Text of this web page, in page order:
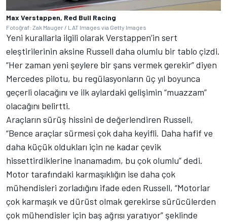
Max Verstappen, Red Bull Racing
Fotoğraf: Zak Mauger / LAT Images via Getty Images
Yeni kurallarla ilgili olarak Verstappen’in sert
eleştirilerinin aksine Russell daha olumlu bir tablo çizdi.
“Her zaman yeni şeylere bir şans vermek gerekir” diyen
Mercedes pilotu, bu regülasyonların üç yıl boyunca
geçerli olacağını ve ilk aylardaki gelişimin “muazzam”
olacağını belirtti.
Araçların sürüş hissini de değerlendiren Russell,
“Bence araçlar sürmesi çok daha keyifli. Daha hafif ve
daha küçük oldukları için ne kadar çevik
hissettirdiklerine inanamadım, bu çok olumlu” dedi.
Motor tarafındaki karmaşıklığın ise daha çok
mühendisleri zorladığını ifade eden Russell, “Motorlar
çok karmaşık ve dürüst olmak gerekirse sürücülerden
çok mühendisler için baş ağrısı yaratıyor” şeklinde